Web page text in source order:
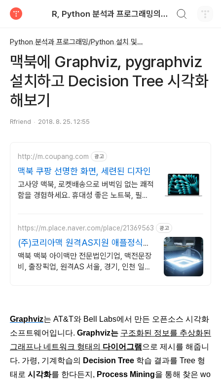
R, Python 분석과 프로그래밍의 친구 (by R Friend)
Python 분석과 프로그래밍/Python 설치 및 기본 사용법
맥북에 Graphviz, pygraphviz
설치하고 Decision Tree 시각화
해보기
Rfriend 2018. 8. 25. 12:55
http://m.coupang.com 광고
맥북 쿠팡 선명한 화면, 세련된 디자인
고사양 맥북, 로켓배송으로 버벅임 없는 쾌적
함을 경험하세요. 휴대성 좋은 노트북, 필요
https://m.place.naver.com/place/21369563 광고
(주)코리아맥 원격AS지원 애플정식자
격보유 신속출장점검
맥북 맥북 아이맥만 전문법인기업, 맥전문장
비, 출장픽업, 원격AS 서울, 경기, 인천 일부
Graphviz는 AT&T와 Bell Labs에서 만든 오픈소스 시각화
소프트웨어입니다. Graphviz는 구조화된 정보를 추상화된
그래프나 네트워크 형태의 다이어그램 으로 제시 를 해줍니
다. 가령, 기계학습의 Decision Tree 학습 결과를 Tree 형
태로 시각화를 한다든지 , Process Mining을 통해 찾은 wo